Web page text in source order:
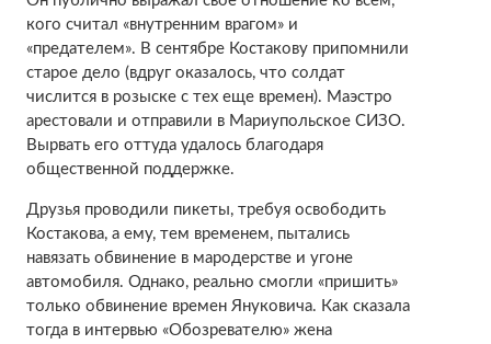
кого считал «внутренним врагом» и
«предателем». В сентябре Костакову припомнили
старое дело (вдруг оказалось, что солдат
числится в розыске с тех еще времен). Маэстро
арестовали и отправили в Мариупольское СИЗО.
Вырвать его оттуда удалось благодаря
общественной поддержке.
Друзья проводили пикеты, требуя освободить
Костакова, а ему, тем временем, пытались
навязать обвинение в мародерстве и угоне
автомобиля. Однако, реально смогли «пришить»
только обвинение времен Януковича. Как сказала
тогда в интервью «Обозревателю» жена